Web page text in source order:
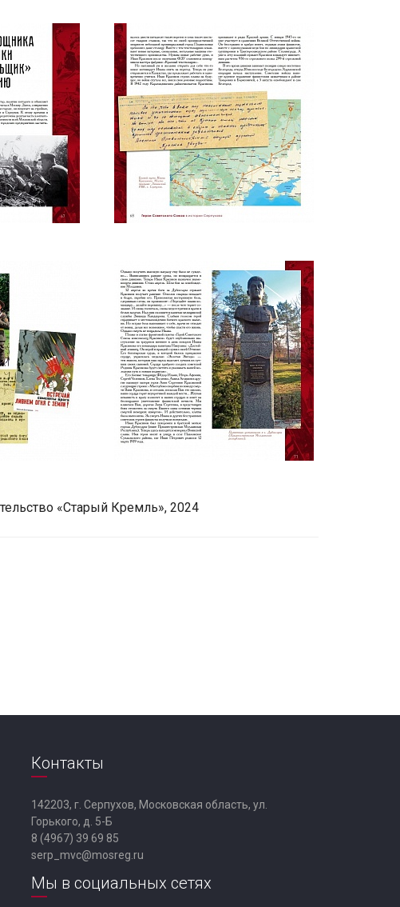
«Старый Кремль», 2024
Контакты
142203, г. Серпухов, Московская область, ул.
Горького, д. 5-Б
8 (4967) 39 69 85
serp_mvc@mosreg.ru
Мы в социальных сетях